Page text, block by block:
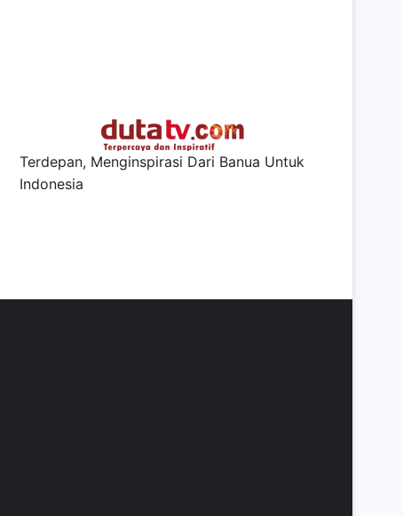
Terdepan, Menginspirasi Dari Banua Untuk
Indonesia